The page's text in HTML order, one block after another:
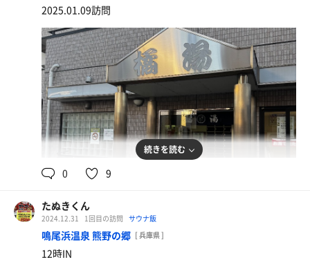
夜定
まぐろぶつ葱トロ丼
2025.01.09訪問
続きを読む
0 9
たぬきくん
2024.12.31 1回目の訪問 サウナ飯
鳴尾浜温泉 熊野の郷 [ 兵庫県 ]
12時IN